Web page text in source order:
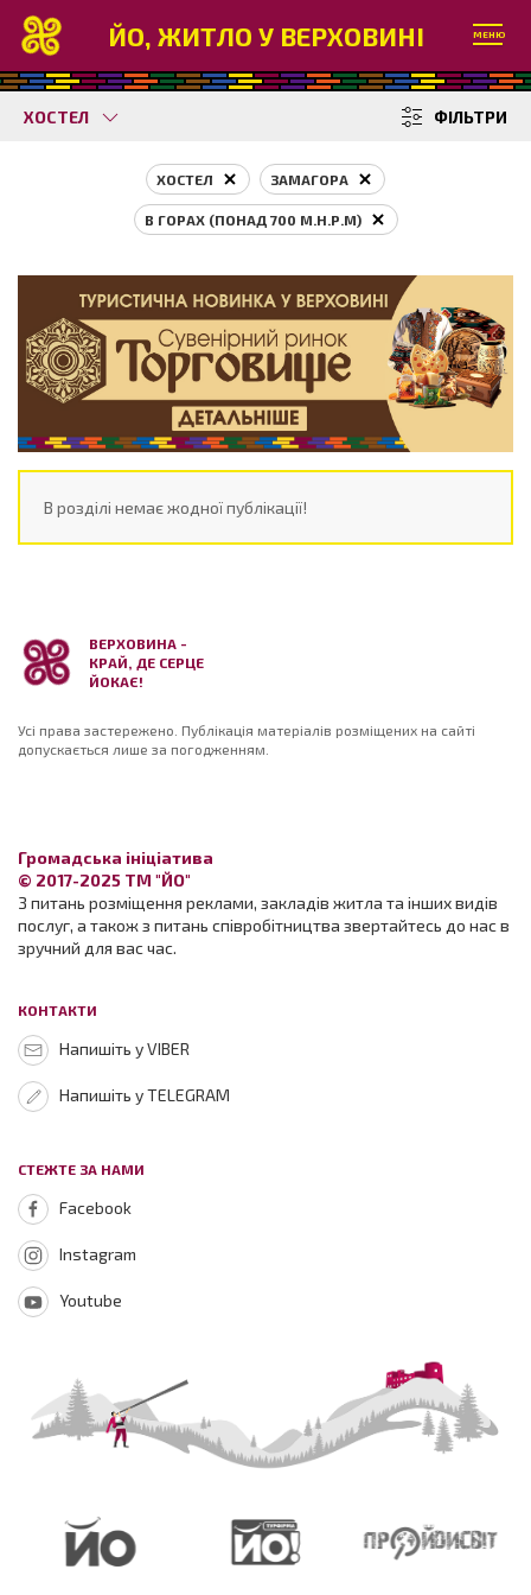
ЙО, ЖИТЛО У ВЕРХОВИНІ МЕНЮ
ХОСТЕЛ ФІЛЬТРИ
ХОСТЕЛ ЗАМАГОРА
В ГОРАХ (ПОНАД 700 М.Н.Р.М)
В розділі немає жодної публікації!
ВЕРХОВИНА -
КРАЙ, ДЕ СЕРЦЕ
ЙОКАЄ!
Усі права застережено. Публікація матеріалів розміщених на сайті
допускається лише за погодженням.
Громадська ініціатива
© 2017-2025 ТМ "ЙО"
З питань розміщення реклами, закладів житла та інших видів
послуг, а також з питань співробітництва звертайтесь до нас в
зручний для вас час.
КОНТАКТИ
Напишіть у VIBER
Напишіть у TELEGRAM
СТЕЖТЕ ЗА НАМИ
Facebook
Instagram
Youtube